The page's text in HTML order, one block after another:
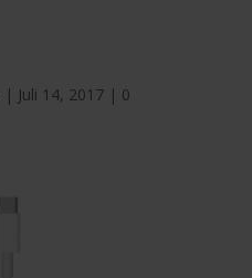
| Juli 14, 2017| 0